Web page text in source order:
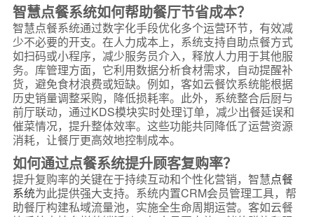
智慧点餐系统如何帮助餐厅节省成本？
智慧点餐系统通过数字化手段优化多个运营环节，有效减
少不必要的开支。在人力成本上，系统支持自助点餐方式
如扫码或小程序，减少服务员介入，释放人力用于其他服
务。库管理方面，它利用数据分析食材需求，自动提醒补
货，避免食材浪费或短缺。例如，客如云餐饮系统能根据
历史销量调整采购，降低损耗率。此外，系统整合后厨与
前厅联动，通过KDS模块实时处理订单，减少出餐延误和
催菜情况，提升整体效率。这些功能共同降低了运营资源
消耗，让餐厅更高效地控制成本。
如何通过点餐系统提升顾客复购率？
提升复购率的关键在于持续互动和个性化营销，智慧点餐
系统为此提供强大支持。系统内置CRM会员管理工具，帮
助餐厅构建私域流量池，实施全生命周期运营。客如云餐